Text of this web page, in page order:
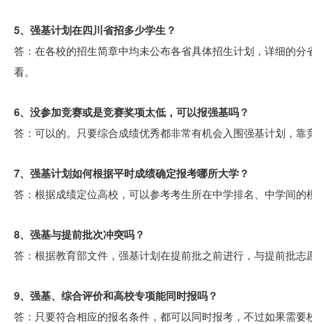
5、强基计划在四川省招多少学生？
答：在各校的招生简章中均未公布各省具体招生计划，详细的
看。
6、没参加竞赛或是竞赛奖项太低，可以报强基吗？
答：可以的。只要综合成绩优秀都非常有机会入围强基计划，
7、强基计划如何根据平时成绩确定报考哪所大学？
答：根据成绩定位高校，可以参考考生所在中学排名、中学间
8、强基与提前批次冲突吗？
答：根据教育部文件，强基计划在提前批之前进行，与提前批志
9、强基、综合评价和高校专项能同时报吗？
答：只要符合相应的报名条件，都可以同时报考，不过如果需要